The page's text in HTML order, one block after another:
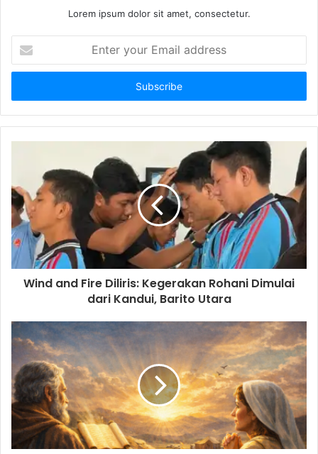
Lorem ipsum dolor sit amet, consectetur.
t
r
y
m
a
i
l
a
d
s
s
Wind and Fire Diliris: Kegerakan Rohani Dimulai
dari Kandui, Barito Utara